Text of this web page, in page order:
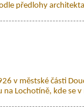
předlohy
v městské části
Lochotíně, kde se v